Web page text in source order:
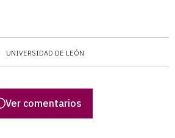
UNIVERSIDAD DE LEÓN
Ver comentarios